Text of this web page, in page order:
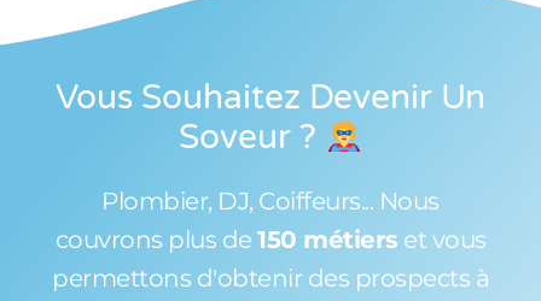
Vous Souhaitez Devenir Un
Soveur ?
Plombier, DJ, Coiffeurs... Nous
couvrons plus de 150 métiers et vous
permettons d'obtenir des prospects à